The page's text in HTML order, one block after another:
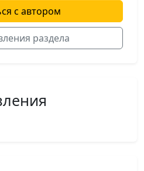
с автором
раздела